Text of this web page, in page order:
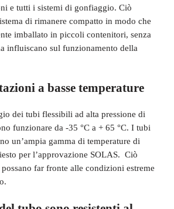
e tutti i sistemi di gonfiaggio. Ciò
di rimanere compatto in modo che
imballato in piccoli contenitori, senza
influiscano sul funzionamento della
a basse temperature
dei tubi flessibili ad alta pressione di
funzionare da -35 °C a + 65 °C. I tubi
un’ampia gamma di temperature di
per l’approvazione SOLAS. Ciò
far fronte alle condizioni estreme